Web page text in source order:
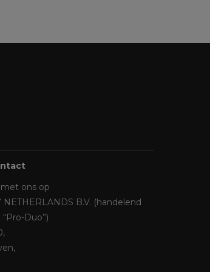
ons op
NETHERLANDS B.V. (handelend
Duo”)